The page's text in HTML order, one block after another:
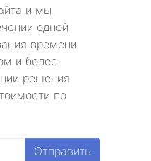
и мы
одной
времени
и более
решения
по
Отправить